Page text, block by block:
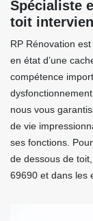
Spécialiste
toit
RP Rénovation
en état d’une
compétence
nous vous
de vie
ses fonctions.
de dessous de
69690 et dans les